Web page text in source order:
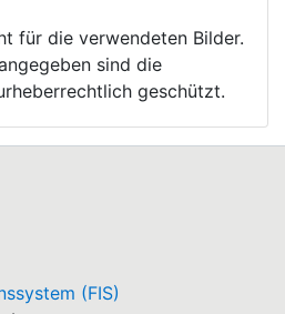
für die verwendeten Bilder.
sind die
geschützt.
(FIS)